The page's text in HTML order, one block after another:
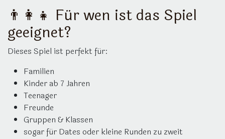
👨‍👩‍👧 Für wen ist das Spiel
geeignet?
Dieses Spiel ist perfekt für:
Familien
Kinder ab 7 Jahren
Teenager
Freunde
Gruppen & Klassen
sogar für Dates oder kleine Runden zu zweit